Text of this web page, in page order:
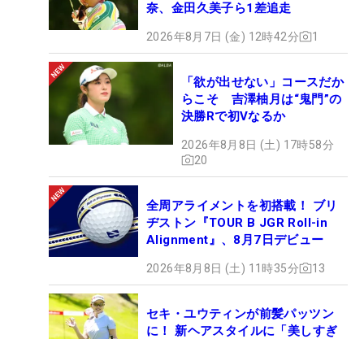
奈、金田久美子ら1差追走
2026年8月7日 (金) 12時42分 1
「欲が出せない」コースだか
らこそ 吉澤柚月は“鬼門”の
決勝Rで初Vなるか
2026年8月8日 (土) 17時58分
20
全周アライメントを初搭載！ ブリ
ヂストン『TOUR B JGR Roll-in
Alignment』、8月7日デビュー
2026年8月8日 (土) 11時35分 13
セキ・ユウティンが前髪パッツン
に！ 新ヘアスタイルに「美しすぎ